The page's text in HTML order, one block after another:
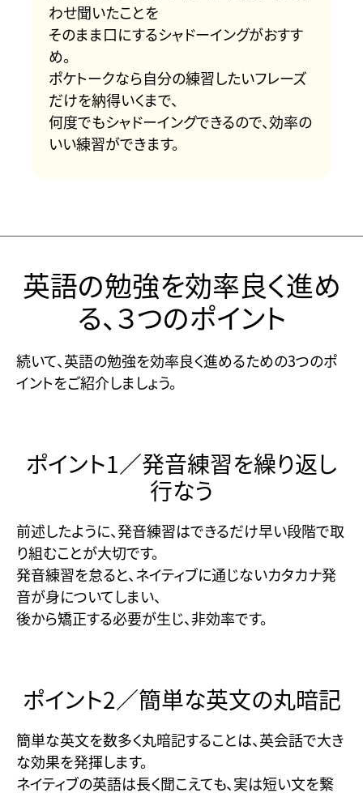
わせ聞いたことを
そのまま口にするシャドーイングがおすす
め。
ポケトークなら自分の練習したいフレーズ
だけを納得いくまで、
何度でもシャドーイングできるので、効率の
いい練習ができます。
英語の勉強を効率良く進め
る、３つのポイント
続いて、英語の勉強を効率良く進めるための3つのポ
イントをご紹介しましょう。
ポイント1／発音練習を繰り返し
行なう
前述したように、発音練習はできるだけ早い段階で取
り組むことが大切です。
発音練習を怠ると、ネイティブに通じないカタカナ発
音が身についてしまい、
後から矯正する必要が生じ、非効率です。
ポイント2／簡単な英文の丸暗記
簡単な英文を数多く丸暗記することは、英会話で大き
な効果を発揮します。
ネイティブの英語は長く聞こえても、実は短い文を繋